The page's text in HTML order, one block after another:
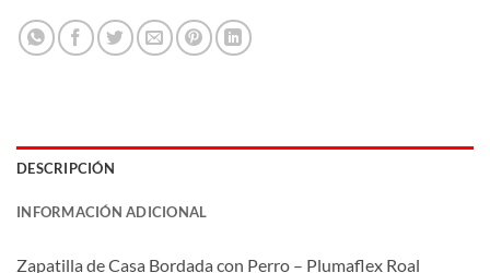
DESCRIPCIÓN
INFORMACIÓN ADICIONAL
Zapatilla de Casa Bordada con Perro – Plumaflex Roal